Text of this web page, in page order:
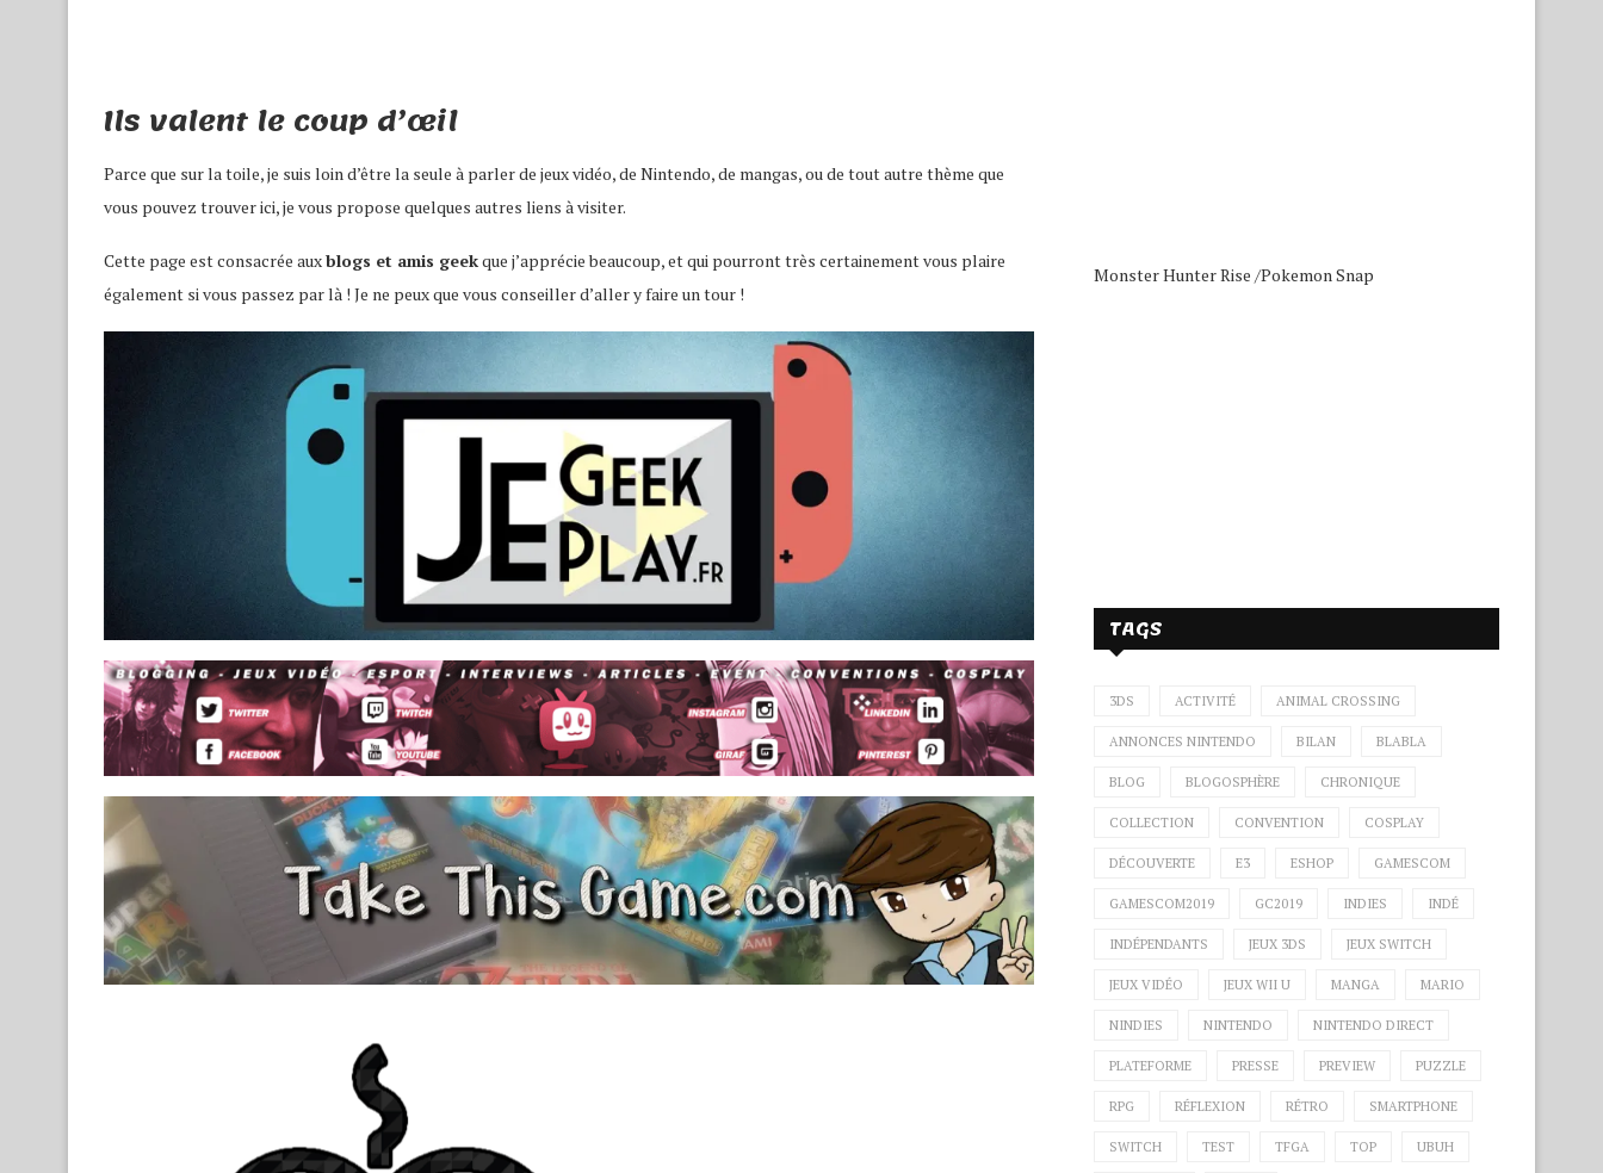
Ils valent le coup d’œil
Parce que sur la toile, je suis loin d’être la seule à parler de jeux vidéo, de Nintendo, de mangas, ou de tout autre thème que
vous pouvez trouver ici, je vous propose quelques autres liens à visiter.
Cette page est consacrée auxblogs et amis geekque j’apprécie beaucoup, et qui pourront très certainement vous plaire
également si vous passez par là ! Je ne peux que vous conseiller d’aller y faire un tour !
Monster Hunter Rise /Pokemon Snap
TAGS
3DS ACTIVITÉ ANIMAL CROSSING
ANNONCES NINTENDO BILAN BLABLA
BLOG BLOGOSPHÈRE CHRONIQUE
COLLECTION CONVENTION COSPLAY
DÉCOUVERTE E3 ESHOP GAMESCOM
GAMESCOM2019 GC2019 INDIES INDÉ
INDÉPENDANTS JEUX 3DS JEUX SWITCH
JEUX VIDÉO JEUX WII U MANGA MARIO
NINDIES NINTENDO NINTENDO DIRECT
PLATEFORME PRESSE PREVIEW PUZZLE
RPG RÉFLEXION RÉTRO SMARTPHONE
SWITCH TEST TFGA TOP UBUH